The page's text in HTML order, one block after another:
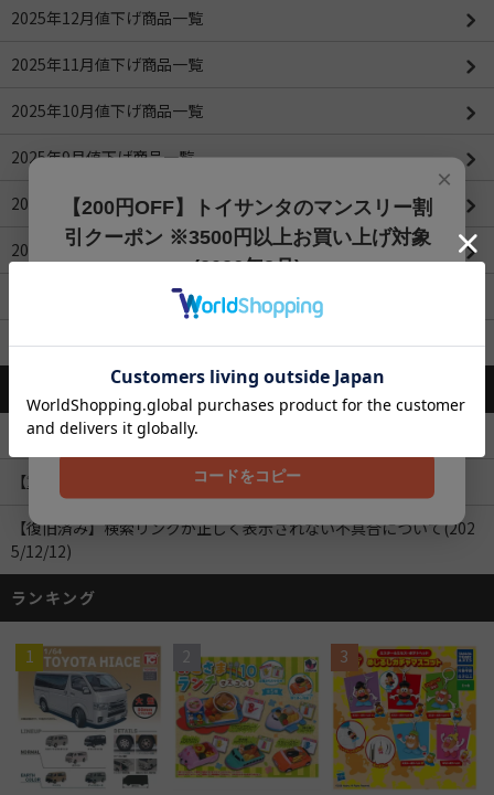
2025年12月値下げ商品一覧
2025年11月値下げ商品一覧
2025年10月値下げ商品一覧
2025年9月値下げ商品一覧
2025年8月値下げ商品一覧
2025年6月値下げ商品一覧
2025年5月値下げ商品一覧
2025年4月の値下げ商品一覧
コンテンツを見る
【お詫び】メールマガジン配信遅延について
【重要】配送遅延のお知らせ
【復旧済み】検索リンクが正しく表示されない不具合について(202
5/12/12)
ランキング
1 2 3
×
【200円OFF】トイサンタのマンスリー割
引クーポン ※3500円以上お買い上げ対象
(2026年8月)
【200円OFFクーポン】3500円以上お買上げでご利用可能
です!! 8月1日～8月31日まで
202608
コードをコピー